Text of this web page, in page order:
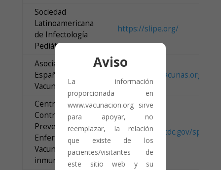
Sociedad
Latinoamericana
de Infectología
Pediátrica
https://slipe.org/
Asociación
Española de
Vacunología.
http://www.vacunas.org/
Centros para el
Control y la
Prevención de
Enfermedades.
Vacunas e
inmunizaciones
https://www.cdc.gov/
Aviso
La información
proporcionada en
www.vacunacion.org sirve
para apoyar, no
reemplazar, la relación
que existe de los
pacientes/visitantes de
este sitio web y su